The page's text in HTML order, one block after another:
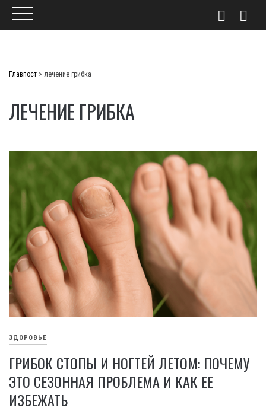
Главпост > лечение грибка
ЛЕЧЕНИЕ ГРИБКА
ЗДОРОВЬЕ
ГРИБОК СТОПЫ И НОГТЕЙ ЛЕТОМ: ПОЧЕМУ
ЭТО СЕЗОННАЯ ПРОБЛЕМА И КАК ЕЕ
ИЗБЕЖАТЬ